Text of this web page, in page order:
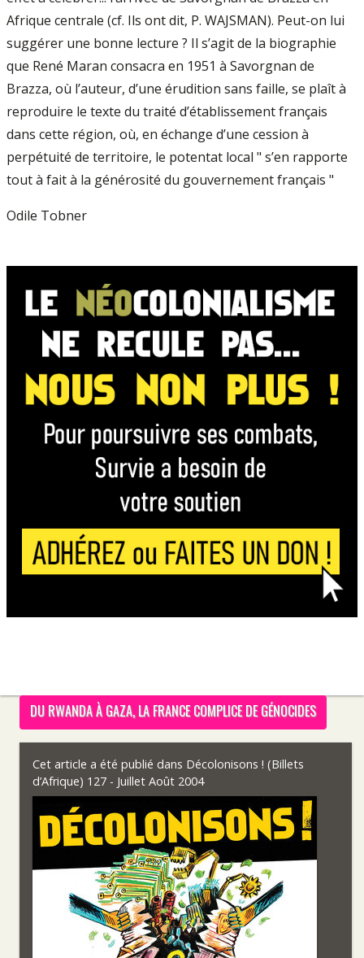
Afrique centrale (cf. Ils ont dit, P. WAJSMAN). Peut-on lui
suggérer une bonne lecture ? Il s’agit de la biographie
que René Maran consacra en 1951 à Savorgnan de
Brazza, où l’auteur, d’une érudition sans faille, se plaît à
reproduire le texte du traité d’établissement français
dans cette région, où, en échange d’une cession à
perpétuité de territoire, le potentat local " s’en rapporte
tout à fait à la générosité du gouvernement français "
Odile Tobner
DU RWANDA À GAZA, LA FRANCE COMPLICE DE GÉNOCIDES
Cet article a été publié dans Décolonisons ! (Billets
d’Afrique) 127 - Juillet Août 2004